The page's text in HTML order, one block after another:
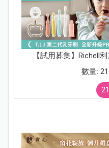
【試用募集】Richell
數量: